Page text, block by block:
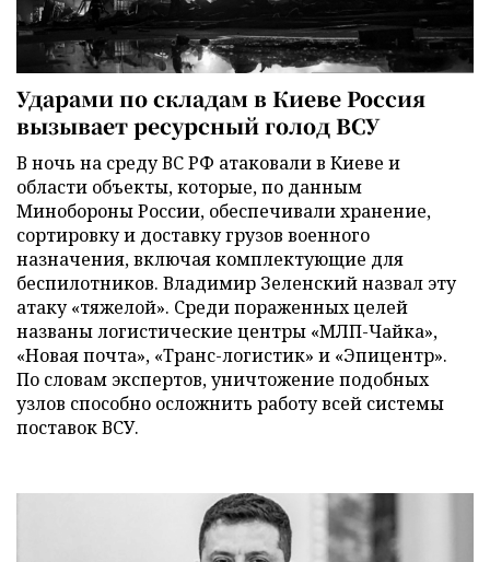
Ударами по складам в Киеве Россия
вызывает ресурсный голод ВСУ
В ночь на среду ВС РФ атаковали в Киеве и
области объекты, которые, по данным
Минобороны России, обеспечивали хранение,
сортировку и доставку грузов военного
назначения, включая комплектующие для
беспилотников. Владимир Зеленский назвал эту
атаку «тяжелой». Среди пораженных целей
названы логистические центры «МЛП-Чайка»,
«Новая почта», «Транс-логистик» и «Эпицентр».
По словам экспертов, уничтожение подобных
узлов способно осложнить работу всей системы
поставок ВСУ.